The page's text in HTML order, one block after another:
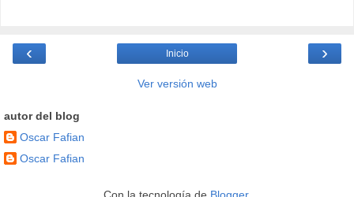
‹ ›
Inicio
Ver versión web
autor del blog
Oscar Fafian
Oscar Fafian
Con la tecnología de Blogger.